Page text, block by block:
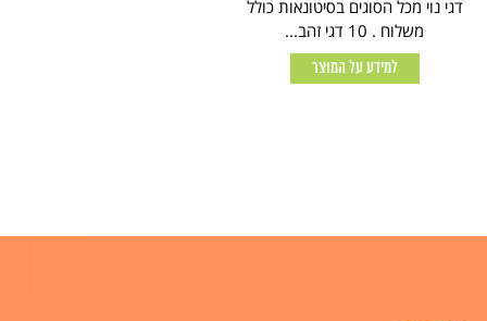
דגי נוי מכל הסוגים בסיטונאות כולל
משלוח . 10 דגי זהב...
למידע על המוצר